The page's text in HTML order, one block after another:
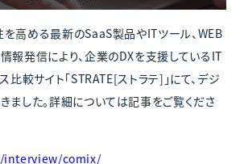
高める最新のSaaS製品やITツール、WEB
報発信により、企業のDXを支援しているIT
較サイト「STRATE[ストラテ]」にて、デジ
ました。詳細については記事をご覧くださ
comix/